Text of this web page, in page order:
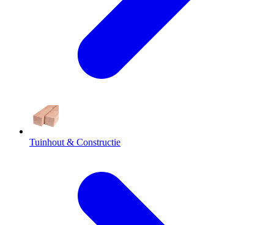
Tuinhout & Constructie